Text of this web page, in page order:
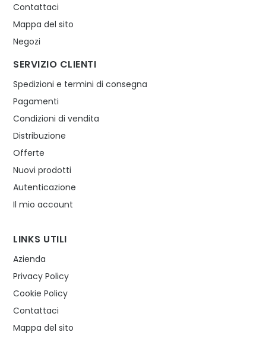
Contattaci
Mappa del sito
Negozi
SERVIZIO CLIENTI
Spedizioni e termini di consegna
Pagamenti
Condizioni di vendita
Distribuzione
Offerte
Nuovi prodotti
Autenticazione
Il mio account
LINKS UTILI
Azienda
Privacy Policy
Cookie Policy
Contattaci
Mappa del sito